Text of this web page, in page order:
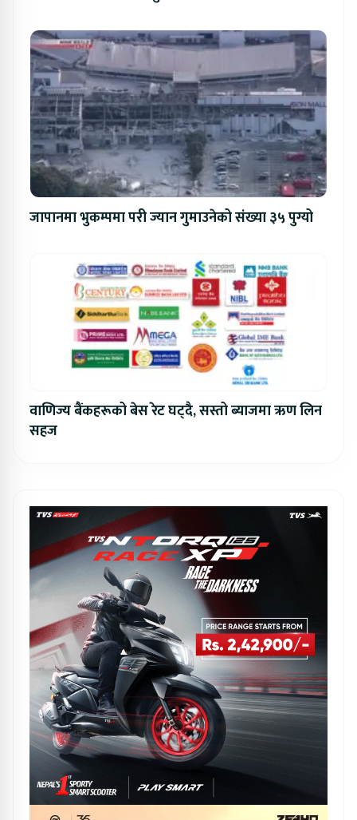
जापानमा भुकम्पमा परी ज्यान गुमाउनेको संख्या ३५ पुग्यो
वाणिज्य बैंकहरूको बेस रेट घट्दै, सस्तो ब्याजमा ऋण लिन
सहज